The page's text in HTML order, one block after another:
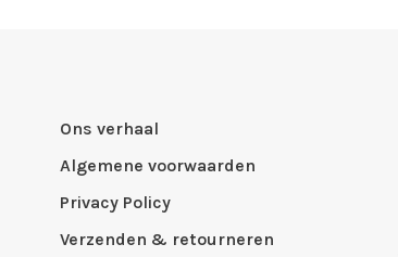
Ons verhaal
Algemene voorwaarden
Privacy Policy
Verzenden & retourneren